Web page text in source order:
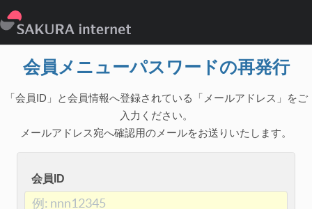
会員メニューパスワードの再発行
「会員ID」と会員情報へ登録されている「メールアドレス」をご
入力ください。
メールアドレス宛へ確認用のメールをお送りいたします。
会員ID